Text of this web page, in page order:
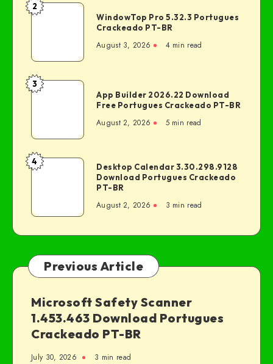
2
WindowTop Pro 5.32.3 Portugues
Crackeado PT-BR
August 3, 2026 4 min read
3
App Builder 2026.22 Download
Free Portugues Crackeado PT-BR
August 2, 2026 5 min read
4
Desktop Calendar 3.30.298.9128
Download Portugues Crackeado
PT-BR
August 2, 2026 3 min read
Previous Article
Microsoft Safety Scanner
1.453.463 Download Portugues
Crackeado PT-BR
July 30, 2026 3 min read